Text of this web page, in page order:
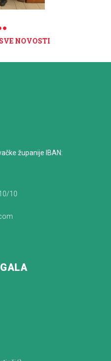
NOVOSTI
županije IBAN:
10